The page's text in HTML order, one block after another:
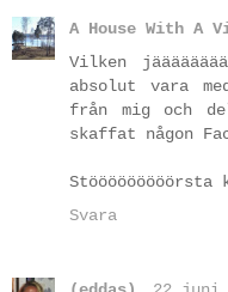
A House With A
Vilken
absolut vara
från mig och
skaffat någon
Stööööööööörsta
Svara